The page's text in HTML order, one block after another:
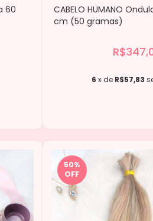
60
CABELO HUMANO
cm (50 gramas)
6 x de R$57,83
50%
OFF